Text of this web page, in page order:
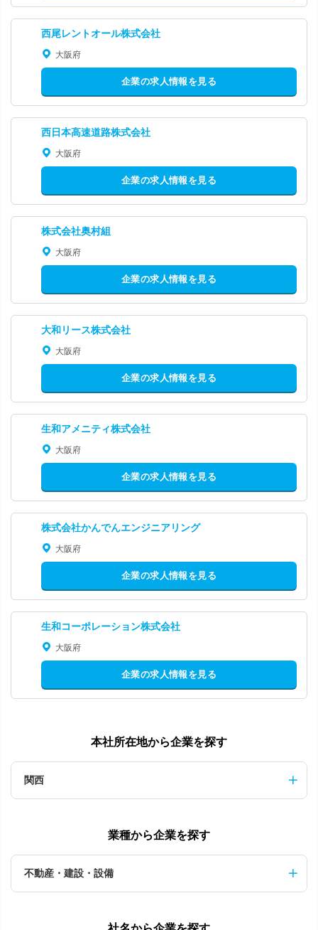
西尾レントオール株式会社
大阪府
企業の求人情報を見る
西日本高速道路株式会社
大阪府
企業の求人情報を見る
株式会社奥村組
大阪府
企業の求人情報を見る
大和リース株式会社
大阪府
企業の求人情報を見る
生和アメニティ株式会社
大阪府
企業の求人情報を見る
株式会社かんでんエンジニアリング
大阪府
企業の求人情報を見る
生和コーポレーション株式会社
大阪府
企業の求人情報を見る
本社所在地から企業を探す
関西
業種から企業を探す
不動産・建設・設備